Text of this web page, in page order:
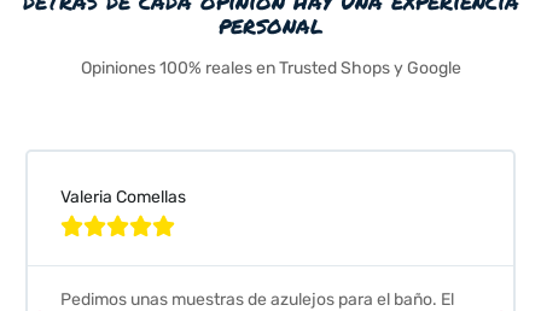
personal
Opiniones 100% reales en Trusted Shops y Google
Valeria Comellas

Pedimos unas muestras de azulejos para el baño. El